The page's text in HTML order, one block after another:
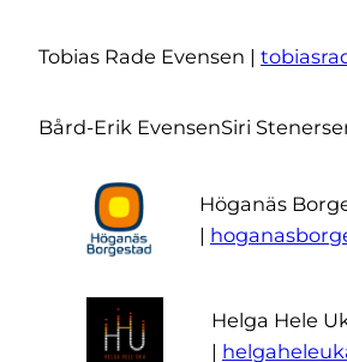
Tobias Rade Evensen |
Bård-Erik EvensenSiri
Höganäs
|
Helga Hele
|